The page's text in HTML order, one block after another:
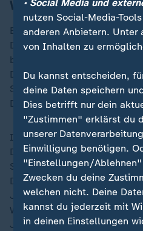
Wahl-Leute
Bei den Wahlen in den USA
Die Wahl-Leute stehen
beiden Präsidentschafts-
Die Menschen in den USA
So wählen sieindirektden
Die Wahl-Leute wählen
Insgesamt gibt es in den
Die Wahl-Leute verteilen
Staaten und den District of
D.C.).
Jeder Bundes-Staat in den
Wahl-Leute.
Je mehr Menschen in einem
• Social Media und
nutzen Social-Media-
anderen Anbietern. Unter
von Inhalten zu
Du kannst entscheiden,
deine Daten speichern
Dies betrifft nur dein
"Zustimmen" erklärst du
unserer
Einwilligung benötigen.
"Einstellungen/
Zwecken du deine
welchen nicht. Deine
kannst du jederzeit mit
in deinen Einstellungen